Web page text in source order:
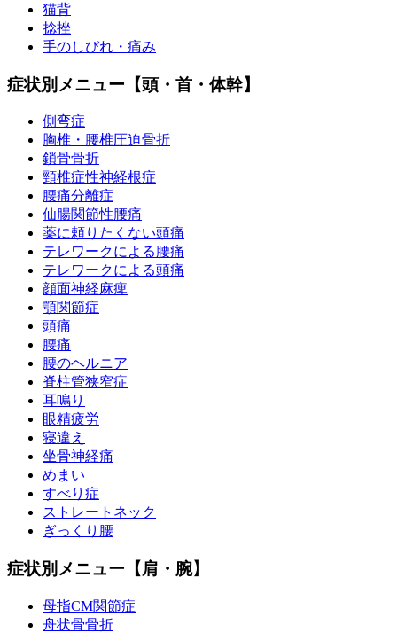
猫背
捻挫
手のしびれ・痛み
症状別メニュー【頭・首・体幹】
側弯症
胸椎・腰椎圧迫骨折
鎖骨骨折
頸椎症性神経根症
腰痛分離症
仙腸関節性腰痛
薬に頼りたくない頭痛
テレワークによる腰痛
テレワークによる頭痛
顔面神経麻痺
顎関節症
頭痛
腰痛
腰のヘルニア
脊柱管狭窄症
耳鳴り
眼精疲労
寝違え
坐骨神経痛
めまい
すべり症
ストレートネック
ぎっくり腰
症状別メニュー【肩・腕】
母指CM関節症
舟状骨骨折